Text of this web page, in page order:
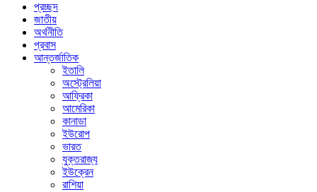
প্রচ্ছদ
জাতীয়
অর্থনীতি
প্রবাস
আন্তর্জাতিক
ইতালি
অস্ট্রেলিয়া
আফ্রিকা
আমেরিকা
কানাডা
ইউরোপ
ভারত
যুক্তরাজ্য
ইউক্রেন
রাশিয়া